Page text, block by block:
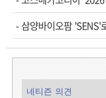
- 삼양바이오팜 'SENS'
네티즌 의견